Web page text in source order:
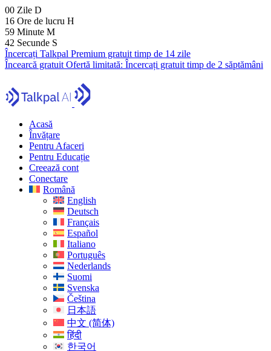
00 Zile D
16 Ore de lucru H
59 Minute M
41 Secunde S
Încercați Talkpal Premium gratuit timp de 14 zile
Încearcă gratuit Ofertă limitată: Încercați gratuit timp de 2 săptămâni
Acasă
Învățare
Pentru Afaceri
Pentru Educație
Creează cont
Conectare
Română
English
Deutsch
Français
Español
Italiano
Português
Nederlands
Suomi
Svenska
Čeština
日本語
中文 (简体)
हिंदी
한국어